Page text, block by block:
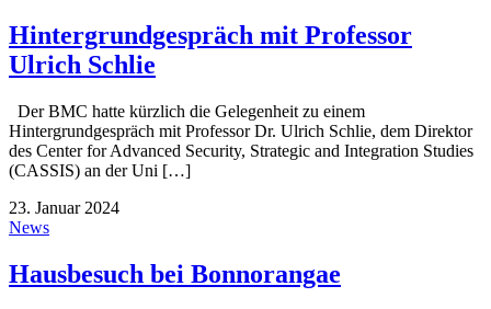
Hintergrundgespräch mit Professor
Ulrich Schlie
Der BMC hatte kürzlich die Gelegenheit zu einem
Hintergrundgespräch mit Professor Dr. Ulrich Schlie, dem Direktor
des Center for Advanced Security, Strategic and Integration Studies
(CASSIS) an der Uni […]
23. Januar 2024
News
Hausbesuch bei Bonnorangae